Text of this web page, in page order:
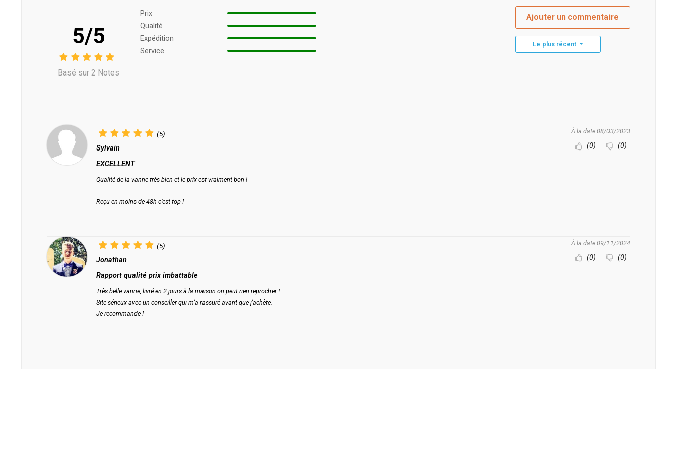
5/5
Basé sur 2 Notes
Prix ​​
Qualité
Expédition
Service
Ajouter un commentaire
Le plus récent
(5)
Sylvain
EXCELLENT
Qualité de la vanne très bien et le prix est vraiment bon !
Reçu en moins de 48h c’est top !
À la date 08/03/2023
(0) (0)
(5)
Jonathan
Rapport qualité prix imbattable
Très belle vanne, livré en 2 jours à la maison on peut rien reprocher !
Site sérieux avec un conseiller qui m’a rassuré avant que j’achète.
Je recommande !
À la date 09/11/2024
(0) (0)